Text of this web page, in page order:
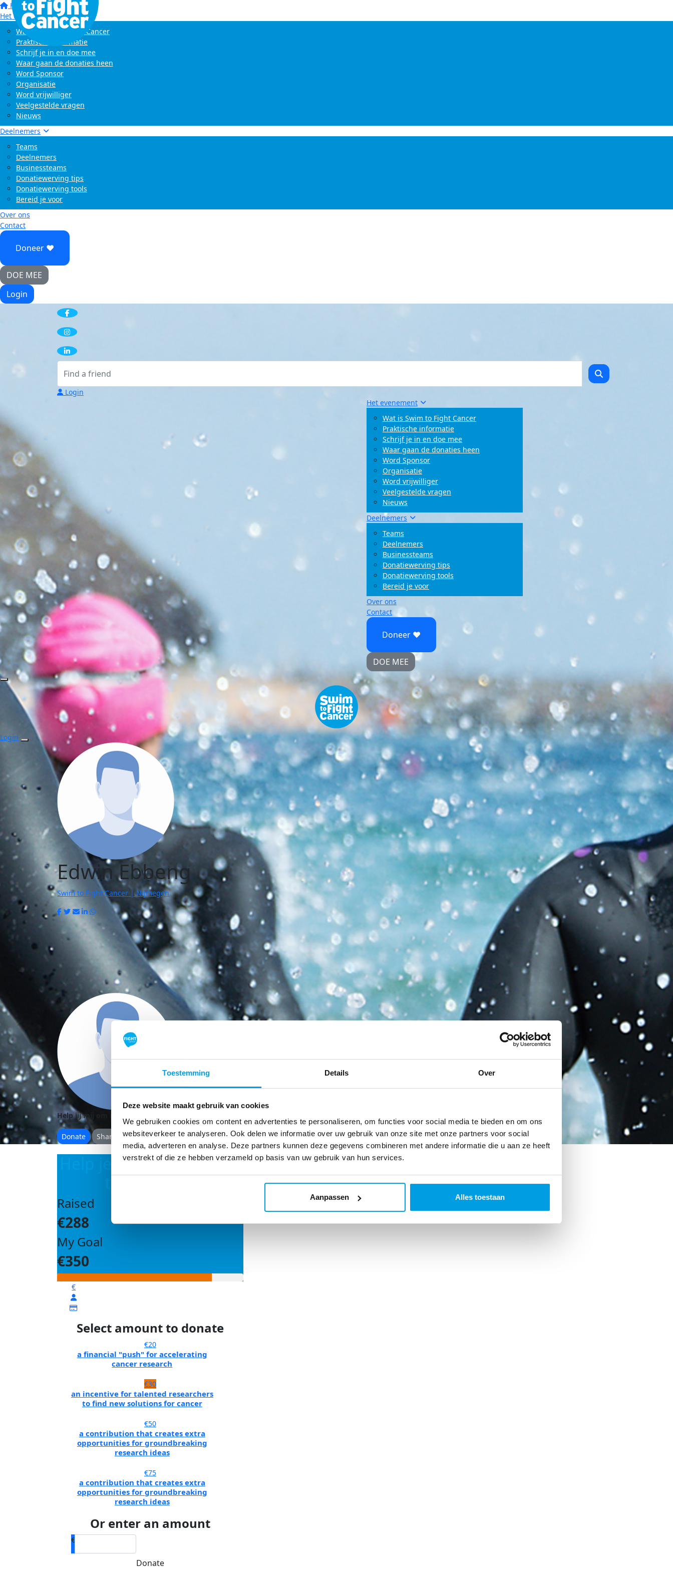
Toestemming Details Over
Deze website maakt gebruik van cookies
We gebruiken cookies om content en advertenties te personaliseren, om functies voor social media te bieden en om ons
websiteverkeer te analyseren. Ook delen we informatie over uw gebruik van onze site met onze partners voor social
media, adverteren en analyse. Deze partners kunnen deze gegevens combineren met andere informatie die u aan ze heeft
verstrekt of die ze hebben verzameld op basis van uw gebruik van hun services.
Aanpassen Alles toestaan
Home
Het evenement
Wat is Swim to Fight Cancer
Praktische informatie
Schrijf je in en doe mee
Waar gaan de donaties heen
Word Sponsor
Organisatie
Word vrijwilliger
Veelgestelde vragen
Nieuws
Deelnemers
Teams
Deelnemers
Businessteams
Donatiewerving tips
Donatiewerving tools
Bereid je voor
Over ons
Contact
Doneer ♥
DOE MEE
Login
Login
Het evenement
Wat is Swim to Fight Cancer
Praktische informatie
Schrijf je in en doe mee
Waar gaan de donaties heen
Word Sponsor
Organisatie
Word vrijwilliger
Veelgestelde vragen
Nieuws
Deelnemers
Teams
Deelnemers
Businessteams
Donatiewerving tips
Donatiewerving tools
Bereid je voor
Over ons
Contact
Doneer ♥
DOE MEE
Login
Edwin Ebbeng
Swim to Fight Cancer | Nijmegen
Help jij mij om mijn doel te behalen?
Donate Share
Help je mij om mijn doel
te bereiken?
Raised
€288
My Goal
€350
€
Select amount to donate
€20
a financial "push" for accelerating
cancer research
€30
an incentive for talented researchers
to find new solutions for cancer
€50
a contribution that creates extra
opportunities for groundbreaking
research ideas
€75
a contribution that creates extra
opportunities for groundbreaking
research ideas
Or enter an amount
€
Donate